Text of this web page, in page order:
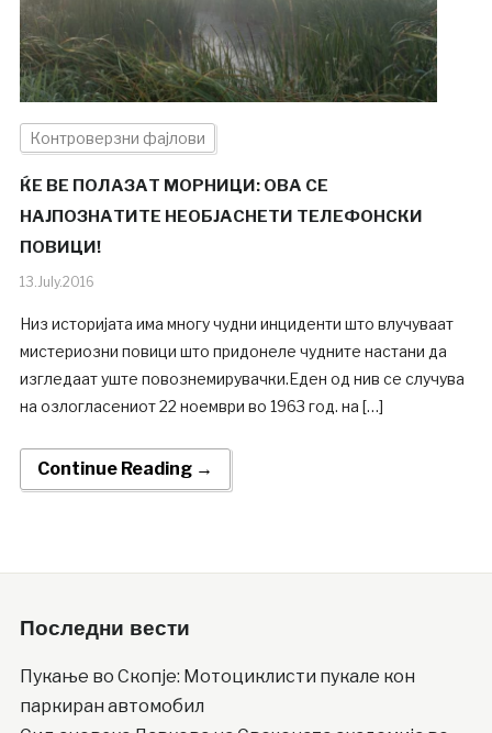
Контроверзни фајлови
ЌЕ ВЕ ПОЛАЗАТ МОРНИЦИ: ОВА СЕ
НАЈПОЗНАТИТЕ НЕОБЈАСНЕТИ ТЕЛЕФОНСКИ
ПОВИЦИ!
13.July.2016
Низ историјата има многу чудни инциденти што влучуваат
мистериозни повици што придонеле чудните настани да
изгледаат уште повознемирувачки.Еден од нив се случува
на озлогласениот 22 ноември во 1963 год. на […]
Continue Reading →
Последни вести
Пукање во Скопје: Мотоциклисти пукале кон
паркиран автомобил